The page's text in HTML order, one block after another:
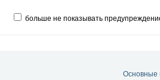
больше не показывать
Основные